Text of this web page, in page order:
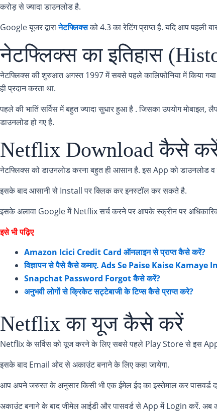
करोड़ से ज्यादा डाउनलोड है.
Google यूजर द्वारानेटफ्लिक्सको 4.3 का रेटिंग प्राप्त है. यदि आप पहली
नेटफ्लिक्स का इतिहास
नेटफ्लिक्स की शुरुआत अगस्त 1997 में सबसे पहले कालिफोनिया में किया
ही प्रदान करता था.
पहले की भातिं सर्विस में बहुत ज्यादा सुधार हुआ है . जिसका उपयोग
डाउनलोड हो गए है.
Netflix Download कैसे
नेटफ्लिक्स को डाउनलोड करना बहुत ही आसान है. इस App को डाउनलोड
इसके बाद आसानी से Install पर क्लिक कर इनस्टॉल कर सकते है.
इसके अलावा Google में Netflix सर्च करने पर आपके स्क्रीन पर
इसे भी पढ़िए
Amazon Icici Credit Card ऑनलाइन से प्राप्त कैसे करें?
विज्ञापन से पैसे कैसे कमाए. Ads Se Paise Kaise Kamaye
Snapchat Password Forgot कैसे करें?
अनुभवी लोगों से क्रिकेट सट्टेबाजी के टिप्स कैसे प्राप्त करे?
Netflix का यूज कैसे करें
Netflix के सर्विस को यूज करने के लिए सबसे पहले Play Store से इस
इसके बाद Email ओद से अकाउंट बनाने के लिए कहा जायेगा.
आप अपने जरुरत के अनुसार किसी भी एक ईमेल ईद का इस्तेमाल कर पासवर्ड
अकाउंट बनाने के बाद जीमेल आईडी और पासवर्ड से App में Login करें.